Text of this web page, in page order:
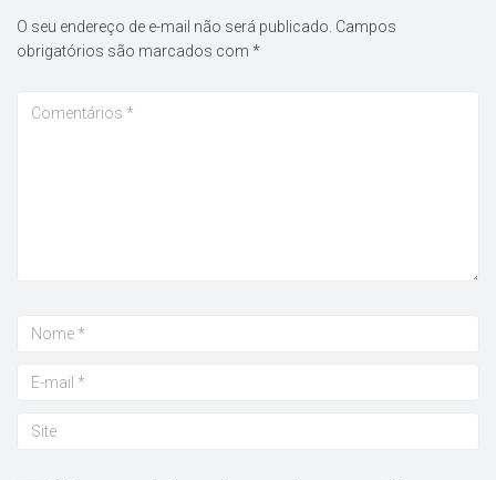
O seu endereço de e-mail não será publicado. Campos
obrigatórios são marcados com *